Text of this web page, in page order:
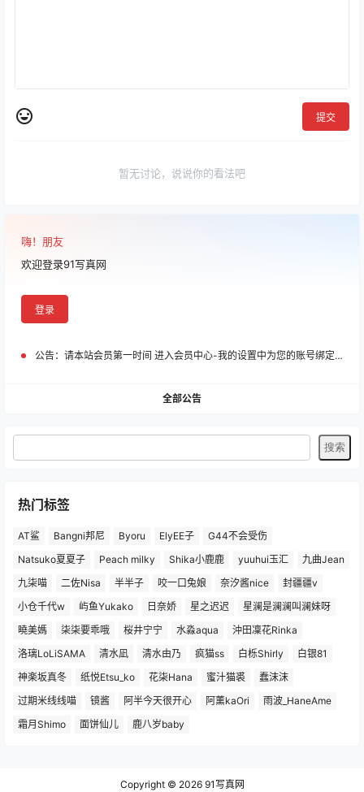
提交
暂无讨论，说说你的看法吧
嗨！朋友
欢迎登录91写真网
登录
公告： 请本站会员第一时间 进入会员中心-我的设置中为您的账号绑定邮箱!
全部公告
热门标签
AT鲨 Bangni邦尼 Byoru ElyEE子
G44不会受伤
Natsuko夏夏子
Peach milky Shika小鹿鹿 yuuhui玉汇
九曲Jean
九柒喵
二佐Nisa 半半子 咬一口兔娘 奈汐酱nice
封疆疆v
小仓千代w
屿鱼Yukako 日奈娇 星之迟迟
星澜是澜澜叫澜妹呀
曉美媽
柒柒要乖哦 桜井宁宁 水淼aqua
沖田凜花Rinka
洛璃LoLiSAMA
清水凪 清水由乃 疯猫ss 白栎Shirly
白银81
神楽坂真冬
纸悦Etsu_ko 花柒Hana 蜜汁猫裘
蠢沫沫
过期米线线喵
镜酱 阿半今天很开心 阿薰kaOri
雨波_HaneAme
霜月Shimo
面饼仙儿 鹿八岁baby
Copyright © 202691写真网